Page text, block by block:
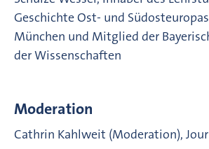
Geschichte Ost- und
München und Mitglied der
der Wissenschaften
Moderation
Cathrin Kahlweit (Moderation),